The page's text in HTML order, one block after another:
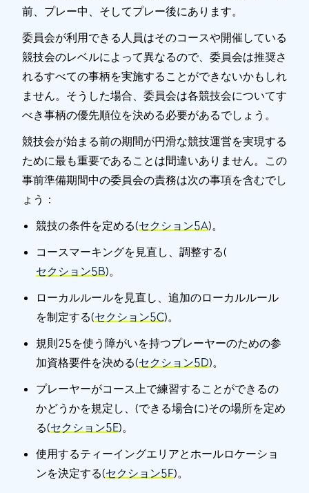
前、プレー中、そしてプレー後にあります。
委員会が利用できる人員はそのコースや開催している
競技会のレベルによって異なるので、委員会は推奨さ
れるすべての事柄を実施することができないかもしれ
ません。そうした場合、委員会は各競技会についてす
べき事柄の優先順位を決める必要があるでしょう。
競技会が始まる前の期間が円滑な競技運営を実現する
ために最も重要であることは間違いありません。この
事前準備期間中の委員会の責務は次の事項を含むでし
ょう：
競技の条件を定める(セクション5A)。
コースマーキングを見直し、調整する(
セクション5B)。
ローカルルールを見直し、追加のローカルルール
を制定する(セクション5C)。
規則25を使う障がいを持つプレーヤーのための参
加資格要件を決める(セクション5D)。
プレーヤーがコース上で練習することができるの
かどうかを規定し、(できる場合に)その場所を定め
る(セクション5E)。
使用するティーイングエリアとホールロケーショ
ンを決定する(セクション5F)。